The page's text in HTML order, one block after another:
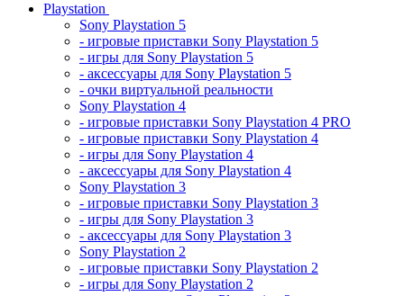
Playstation
Sony Playstation 5
- игровые приставки Sony Playstation 5
- игры для Sony Playstation 5
- аксессуары для Sony Playstation 5
- очки виртуальной реальности
Sony Playstation 4
- игровые приставки Sony Playstation 4 PRO
- игровые приставки Sony Playstation 4
- игры для Sony Playstation 4
- аксессуары для Sony Playstation 4
Sony Playstation 3
- игровые приставки Sony Playstation 3
- игры для Sony Playstation 3
- аксессуары для Sony Playstation 3
Sony Playstation 2
- игровые приставки Sony Playstation 2
- игры для Sony Playstation 2